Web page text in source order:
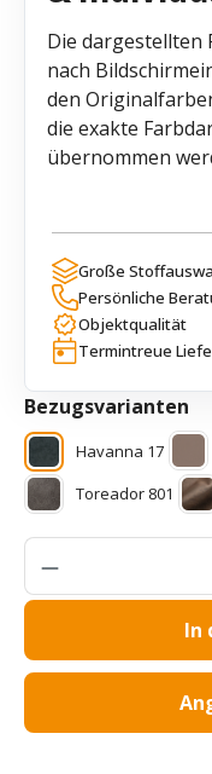
Die dargestellten
nach
den
die exakte
übernommen
Große
Persönliche
Objektqualität
Termintreue
Bezugsvarianten
Havanna 17
Toreador 801
Produkt
In